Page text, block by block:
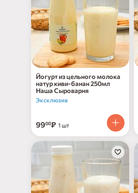
Йогурт из цельного молока
натур киви-банан 250мл
Наша Сыроварня
Эксклюзив
9900₽ 1 шт